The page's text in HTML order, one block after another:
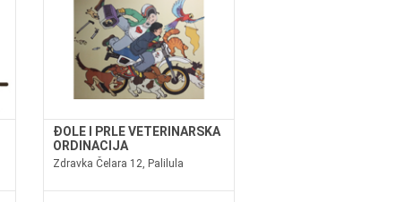
ĐOLE I PRLE VETERINARSKA
ORDINACIJA
Zdravka Čelara 12, Palilula